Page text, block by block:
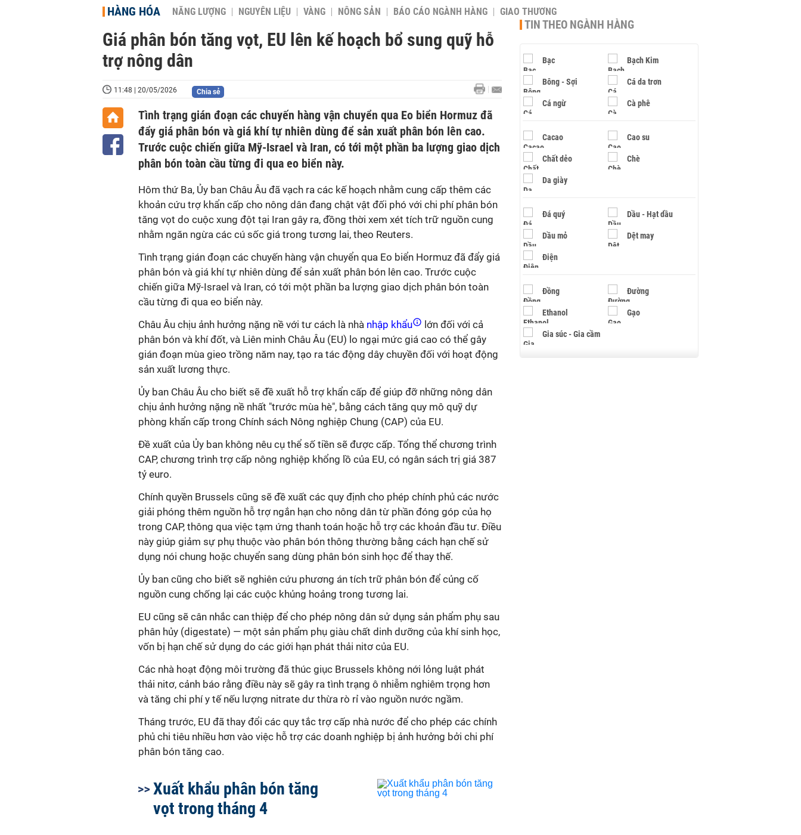
HÀNG HÓA NĂNG LƯỢNG NGUYÊN LIỆU VÀNG NÔNG SẢN BÁO CÁO NGÀNH HÀNG GIAO THƯƠNG
Giá phân bón tăng vọt, EU lên kế hoạch bổ sung quỹ hỗ
trợ nông dân
11:48 | 20/05/2026 Chia sẻ
Tình trạng gián đoạn các chuyến hàng vận chuyển qua Eo biển Hormuz đã
đẩy giá phân bón và giá khí tự nhiên dùng để sản xuất phân bón lên cao.
Trước cuộc chiến giữa Mỹ-Israel và Iran, có tới một phần ba lượng giao dịch
phân bón toàn cầu từng đi qua eo biển này.
Hôm thứ Ba, Ủy ban Châu Âu đã vạch ra các kế hoạch nhằm cung cấp thêm các
khoản cứu trợ khẩn cấp cho nông dân đang chật vật đối phó với chi phí phân bón
tăng vọt do cuộc xung đột tại Iran gây ra, đồng thời xem xét tích trữ nguồn cung
nhằm ngăn ngừa các cú sốc giá trong tương lai, theo Reuters.
Tình trạng gián đoạn các chuyến hàng vận chuyển qua Eo biển Hormuz đã đẩy giá
phân bón và giá khí tự nhiên dùng để sản xuất phân bón lên cao. Trước cuộc
chiến giữa Mỹ-Israel và Iran, có tới một phần ba lượng giao dịch phân bón toàn
cầu từng đi qua eo biển này.
Châu Âu chịu ảnh hưởng nặng nề với tư cách là nhà nhập khẩu
lớn đối với cả
phân bón và khí đốt, và Liên minh Châu Âu (EU) lo ngại mức giá cao có thể gây
gián đoạn mùa gieo trồng năm nay, tạo ra tác động dây chuyền đối với hoạt động
sản xuất lương thực.
Ủy ban Châu Âu cho biết sẽ đề xuất hỗ trợ khẩn cấp để giúp đỡ những nông dân
chịu ảnh hưởng nặng nề nhất "trước mùa hè", bằng cách tăng quy mô quỹ dự
phòng khẩn cấp trong Chính sách Nông nghiệp Chung (CAP) của EU.
Đề xuất của Ủy ban không nêu cụ thể số tiền sẽ được cấp. Tổng thể chương trình
CAP, chương trình trợ cấp nông nghiệp khổng lồ của EU, có ngân sách trị giá 387
tỷ euro.
Chính quyền Brussels cũng sẽ đề xuất các quy định cho phép chính phủ các nước
giải phóng thêm nguồn hỗ trợ ngắn hạn cho nông dân từ phần đóng góp của họ
trong CAP, thông qua việc tạm ứng thanh toán hoặc hỗ trợ các khoản đầu tư. Điều
này giúp giảm sự phụ thuộc vào phân bón thông thường bằng cách hạn chế sử
dụng nói chung hoặc chuyển sang dùng phân bón sinh học để thay thế.
Ủy ban cũng cho biết sẽ nghiên cứu phương án tích trữ phân bón để củng cố
nguồn cung chống lại các cuộc khủng hoảng trong tương lai.
EU cũng sẽ cân nhắc can thiệp để cho phép nông dân sử dụng sản phẩm phụ sau
phân hủy (digestate) — một sản phẩm phụ giàu chất dinh dưỡng của khí sinh học,
vốn bị hạn chế sử dụng do các giới hạn phát thải nitơ của EU.
Các nhà hoạt động môi trường đã thúc giục Brussels không nới lỏng luật phát
thải nitơ, cảnh báo rằng điều này sẽ gây ra tình trạng ô nhiễm nghiêm trọng hơn
và tăng chi phí y tế nếu lượng nitrate dư thừa rò rỉ vào nguồn nước ngầm.
Tháng trước, EU đã thay đổi các quy tắc trợ cấp nhà nước để cho phép các chính
phủ chi tiêu nhiều hơn vào việc hỗ trợ các doanh nghiệp bị ảnh hưởng bởi chi phí
phân bón tăng cao.
Xuất khẩu phân bón tăng
vọt trong tháng 4
TIN THEO NGÀNH HÀNG
Bạc Bạch Kim
Bông - Sợi Cá da trơn
Cá ngừ Cà phê
Cacao Cao su
Chất dẻo Chè
Da giày
Đá quý Dầu - Hạt dầu
Dầu mỏ Dệt may
Điện
Đồng Đường
Ethanol Gạo
Gia súc - Gia cầm